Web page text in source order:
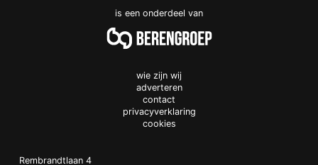
is een onderdeel van
wie zijn wij
adverteren
contact
privacyverklaring
cookies
Doof.nl
work
Rembrandtlaan 4